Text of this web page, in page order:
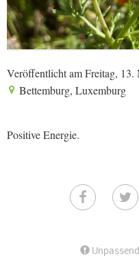
Veröffentlicht am Freitag, 13.
Bettemburg, Luxemburg
Positive Energie.